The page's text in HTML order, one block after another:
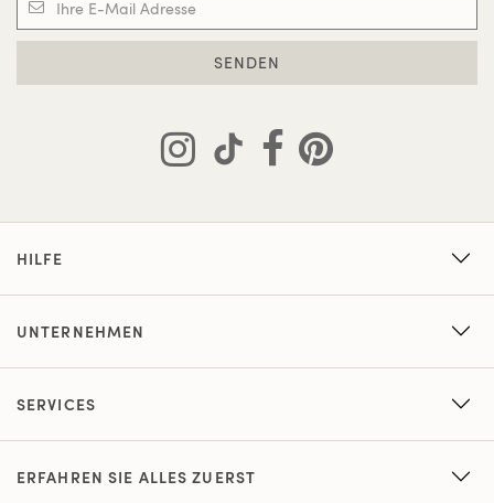
SENDEN
HILFE
UNTERNEHMEN
SERVICES
ERFAHREN SIE ALLES ZUERST